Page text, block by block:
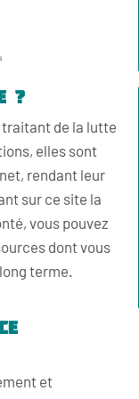
?
traitant de la lutte
elles sont
rendant leur
sur ce site la
vous pouvez
dont vous
terme.
et